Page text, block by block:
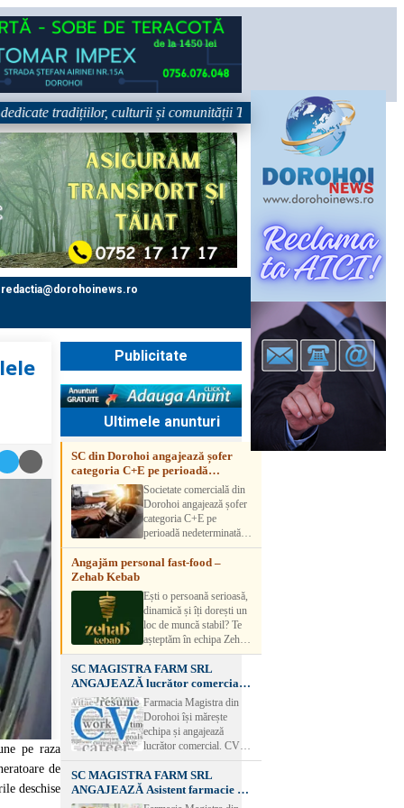
tradițiilor, culturii și comunității Trei tradiții. Un singur eveniment. O
redactia@dorohoinews.ro
pe raza
de
deschise
Publicitate
Ultimele anunturi
SC din Dorohoi angajează șofer
categoria C+E pe perioadă
nedeterminatăSocietate comercială din
Dorohoi angajează șofer
categoria C+E pe
perioadă nedeterminată.
Candidatul trebuie să
aibă experiență și atestat
detalii, vă rog să sunați la
numărul de telefon.
Angajăm personal fast-food –
Zehab Kebab
Ești o persoană serioasă,
dinamică și îți dorești un
loc de muncă stabil? Te
așteptăm în echipa Zehab
Kebab! Posturi
disponibile: -
SHAORMAR AJUTOR
BUCATAR 2/posturi -
LUCRATOR
COMERCIAL
VANZATOR /2 posturi
muncă Program flexibil
Salariu motivant, în
funcție de experienț
SC MAGISTRA FARM SRL
ANGAJEAZĂ lucrător comercial –
DOROHOI
Farmacia Magistra din
Dorohoi își mărește
echipa și angajează
lucrător comercial. CV-
urile se pot depune: * la
sediul Farmaciei
Magistra – Bulevardul
Victoriei nr. 23, Dorohoi
SC MAGISTRA FARM SRL
ANGAJEAZĂ Asistent farmacie –
DOROHOI